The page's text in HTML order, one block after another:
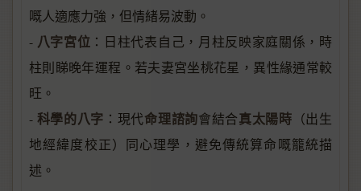
嘅人適應力強，但情緒易波動。
- 八字宮位 ：日柱代表自己，月柱反映家庭關係，時
柱則睇晚年運程。若夫妻宮坐桃花星，異性緣通常較
旺。
- 科學的八字 ：現代命理諮詢會結合真太陽時 （出生
地經緯度校正）同心理學，避免傳統算命嘅籠統描
述。